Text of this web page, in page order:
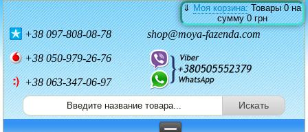
⇓Моя корзина:Товары0на
сумму0 грн
+38097-808-08-78 shop@moya-fazenda.com
+38050-979-26-76
+38 063-347-06-97